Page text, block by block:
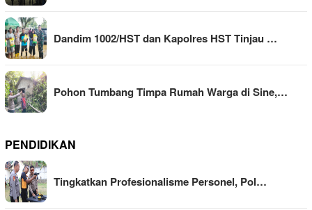
Dandim 1002/HST dan Kapolres HST Tinjau …
Pohon Tumbang Timpa Rumah Warga di Sine,…
PENDIDIKAN
Tingkatkan Profesionalisme Personel, Pol…